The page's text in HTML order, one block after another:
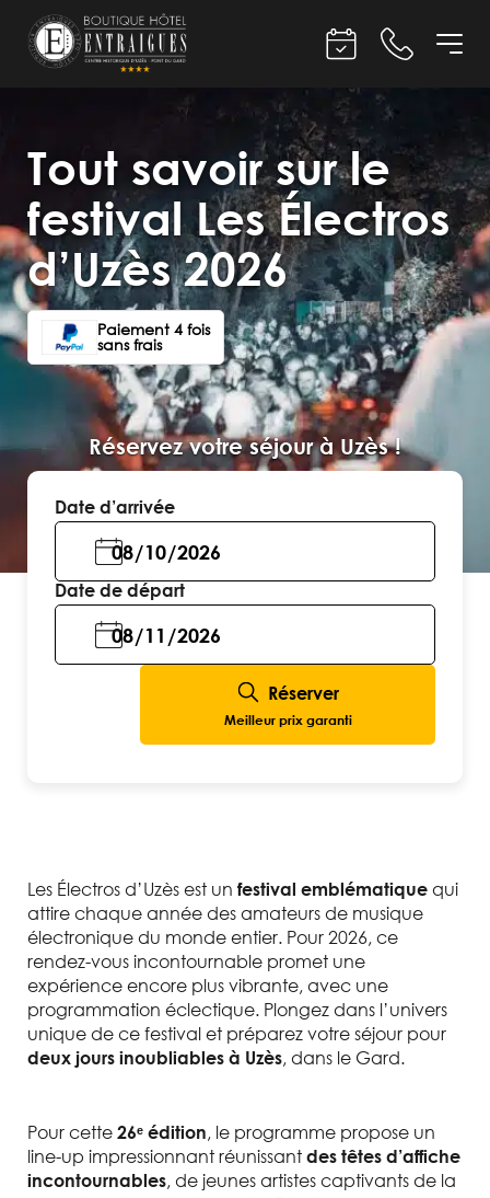
Tout savoir sur le
festival Les Électros
d’Uzès 2026
Paiement 4 fois
sans frais
Réservez votre séjour à Uzès !
Date d’arrivée
Date de départ
Réserver
Meilleur prix garanti
Les Électros d’Uzès est un festival emblématique qui
attire chaque année des amateurs de musique
électronique du monde entier. Pour 2026, ce
rendez-vous incontournable promet une
expérience encore plus vibrante, avec une
programmation éclectique. Plongez dans l’univers
unique de ce festival et préparez votre séjour pour
deux jours inoubliables à Uzès, dans le Gard.
Pour cette 26ᵉ édition, le programme propose un
line-up impressionnant réunissant des têtes d’affiche
incontournables, de jeunes artistes captivants de la